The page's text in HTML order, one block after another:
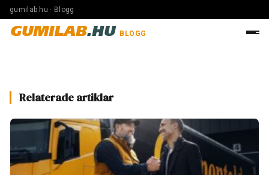
gumilab.hu · Blogg
GUMILAB.HU BLOGG
Relaterade artiklar